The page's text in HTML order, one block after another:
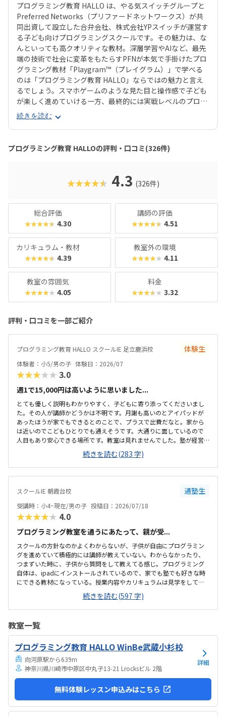
プログラミング教育 HALLO は、やる気スイッチグループと
Preferred Networks（プリファードネットワークス）が共
同出資して設立した合弁会社、株式会社YPスイッチが運営す
る子ども向けプログラミングスクールです。その魅力は、な
んといっても高クオリティな教材。深層学習やAIなど、最先
端の技術で社会に変革をもたらすPFNが本気で手掛けたプロ
グラミング教材「Playgram™（プレイグラム）」で学べる
のは「プログラミング教育 HALLO」ならではの魅力と言え
るでしょう。スマホゲームのような見た目と操作感で子ども
が楽しく進めていける一方、最終的には実戦レベルのプログ
ラミングスキルが身につく「Playgram」には、まるでマイ
ンクラフト（マイクラ）のように3D空間をデザインできるモ
ードも。子どもの創造性と技術力、そのどちらも高めていけ
るスクールをお探しのご家庭にぴったりのスクールです。ま
た、運営元のやる気スイッチグループといえば、子どもの性
名。学習計画や講師とのマッチングに使われるそうで、「教
材はいいけど、先生との相性が……」なんてトラブルも極力
くの教室に足を運んでみてくださいね。
続きを読む
プログラミング教育 HALLOの評判・口コミ(326件)
★★★★★ 4.3 (326件)
総合評価
★★★★★ 4.30
講師の評価
★★★★★ 4.51
カリキュラム・教材
★★★★★ 4.39
教室外の環境
★★★★★ 4.11
教室の雰囲気
★★★★★ 4.05
料金
★★★★★ 3.32
評判・口コミを一部ご紹介
プログラミング教育 HALLO スクールIE 足立鹿浜校 体験生
体験者：小5/男の子 体験日：2026/07
★★★★★ 3.0
週1で15,000円は高いように思いました...
とても優しく説明もわかりやすく、子どもに寄り添ってくださいまし
た。その人が講師かどうかは不明です。月謝も高いのとアイパッドが
あったほうが家でもできるとのことで、プラスで出費だなと。家から
は近いのでこどもひとりでも通えそうです。大通りに面しているので
人目もあり安心できる場所です。教室は見れませんでした。塾が経営
しているとのことで塾の方の教室は少し覗けました。建物自体が古い
感じでした。週1で15,000円は高いように思いました。もう少し回数を
増やしてもらうか、下げてもらえると助かります。説明してくれた方
はとても説明がわかりやすく、こどもに寄り添ってくださいました。
続きを読む(283 字)
スクールIE 朝霞台校 通塾生
受講時：小4~現在/男の子 投稿日：2026/07/18
★★★★★ 4.0
プログラミング教室を通うにあたって、親が受...
スクールの方針なのかよくわからないが、子供が自由にプログラミン
グを進めていて積極的には講師が教えていない。わからなかったり、
つまずいた時に、子供から質問をして教えてる感じ。プログラミング
自体は、ipadにインストールされているので、家でも塾でも好きな時
にできる教材になっている。授業内容やカリキュラムは見学をしてい
ないので子供の話だが、積極的に講師が教えていないみたい。月1回は
プログラミングで作ったものを発表すると聞いていたが、実施してな
いみたい。駅からは徒歩ですぐ来れる距離で、一本道だから迷うこと
は路上駐車になります。駐輪スペースはあるので子供一人でも近い人
なら行けると思います。奥の方まで覗いたことはないので詳しくはわ
からないが、入り口や教室の内装は奇麗だと思います。気軽に入りや
すい感じがします。ひとそれぞれになってしまい...
続きを読む(597 字)
教室一覧
プログラミング教育 HALLO WinBe武蔵小杉校
向河原駅から639m
神奈川県川崎市中原区中丸子13-21 Lrocksビル 2階
詳細
無料体験レッスン申込みはこちら